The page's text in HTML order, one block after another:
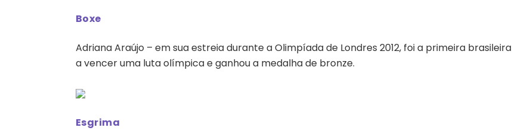
Boxe
Adriana Araújo – em sua estreia durante a Olimpíada de Londres 2012, foi a primeira brasileira
a vencer uma luta olímpica e ganhou a medalha de bronze.
Esgrima